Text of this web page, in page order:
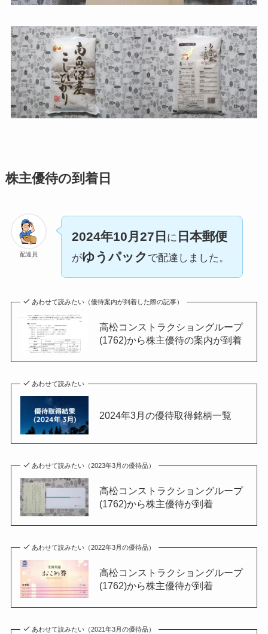
株主優待の到着日
配達員
2024年10月27日 に 日本郵便
がゆうパック で配達しました。
あわせて読みたい（優待案内が到着した際の記事）
高松コンストラクショングループ
(1762)から株主優待の案内が到着
あわせて読みたい
2024年3月の優待取得銘柄一覧
あわせて読みたい（2023年3月の優待品）
高松コンストラクショングループ
(1762)から株主優待が到着
あわせて読みたい（2022年3月の優待品）
高松コンストラクショングループ
(1762)から株主優待が到着
あわせて読みたい（2021年3月の優待品）